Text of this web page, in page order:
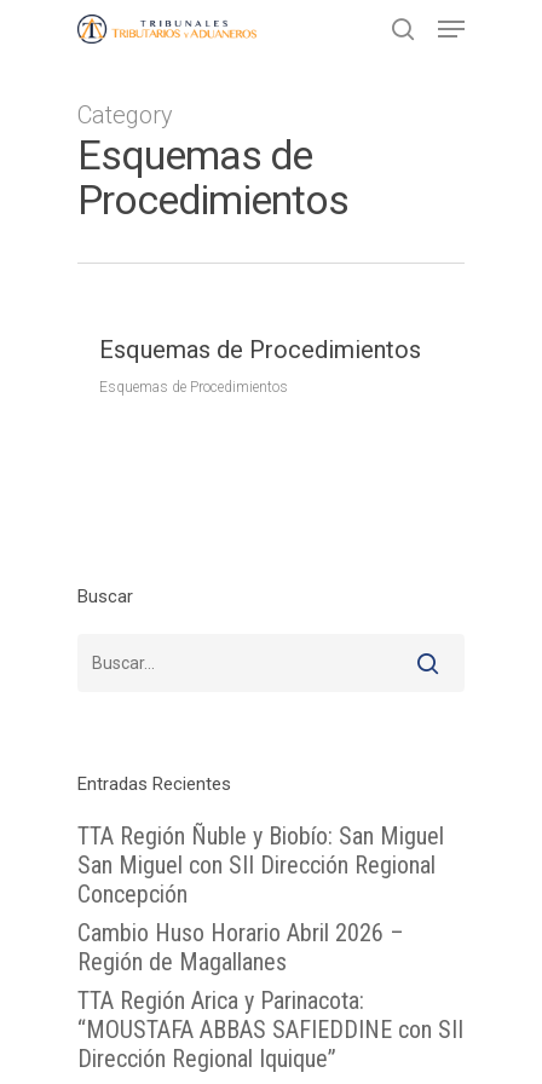
Presione ENTER para buscar o ESC
para cerrar
Category
Esquemas de
Procedimientos
Esquemas de Procedimientos
Esquemas de Procedimientos
Buscar
Entradas Recientes
TTA Región Ñuble y Biobío: San Miguel
San Miguel con SII Dirección Regional
Concepción
Cambio Huso Horario Abril 2026 –
Región de Magallanes
TTA Región Arica y Parinacota:
“MOUSTAFA ABBAS SAFIEDDINE con SII
Dirección Regional Iquique”
TTA
Qué es TTA
Estadísticas TTA
Qué y cómo
Qué reclamar
Actividad TTA